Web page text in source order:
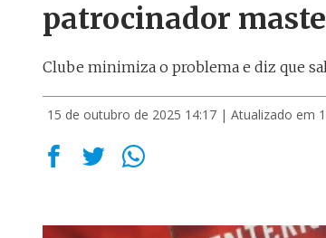
patrocinador
Clube minimiza o problema e diz que
15 de outubro de 2025 14:17 | Atualizado em